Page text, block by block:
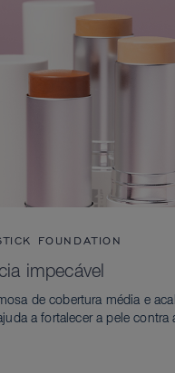
FOUNDATION
impecável
de cobertura média e
a fortalecer a pele contra